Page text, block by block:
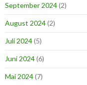
September 2024(2)
August 2024(2)
Juli 2024(5)
Juni 2024(6)
Mai 2024(7)